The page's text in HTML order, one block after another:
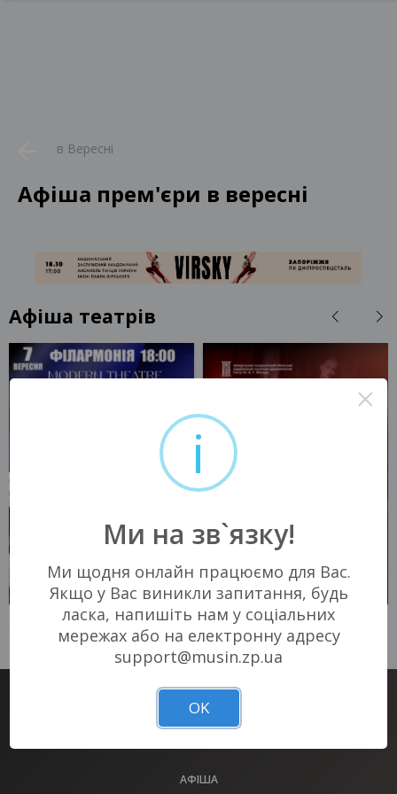
в Вересні
Афіша прем'єри в вересні
Афіша театрів
Запоріжжя, 18:00
Запорізька філармонія
300 - 550 грн
07 ВЕРЕСНЯ 2026 Запоріжжя, 17:00
Театр ім. В.Г. Магара
150 грн
09 ВЕРЕСНЯ 2026
КВИТКОВИЙ СЕРВІС #1 В ЗАПОРІЖЖІ
КВИТКИ НА ВСІ ЗАХОДИ МІСТА У НАС!
АФІША
i
Ми на зв`язку!
×
Ми щодня онлайн працюємо для Вас.
Якщо у Вас виникли запитання, будь
ласка, напишіть нам у соціальних
мережах або на електронну адресу
support@musin.zp.ua
OK